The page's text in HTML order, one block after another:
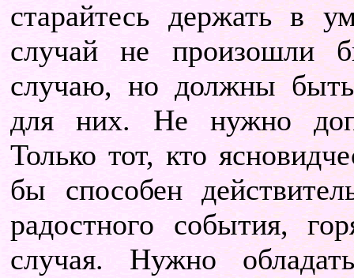
старайтесь держать в
случай не произошли
случаю, но должны быть
для них. Не нужно
Только тот, кто
бы способен
радостного события,
случая. Нужно